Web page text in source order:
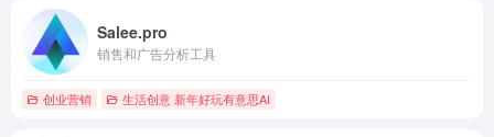
Salee.pro
销售和广告分析工具
创业营销 生活创意 新年好玩有意思AI